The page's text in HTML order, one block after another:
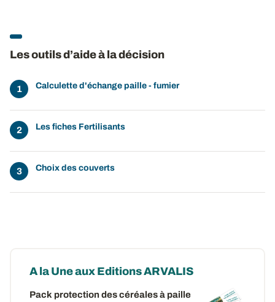
Les outils d’aide à la décision
Calculette d'échange paille - fumier
Les fiches Fertilisants
Choix des couverts
A la Une aux Editions ARVALIS
Pack protection des céréales à paille